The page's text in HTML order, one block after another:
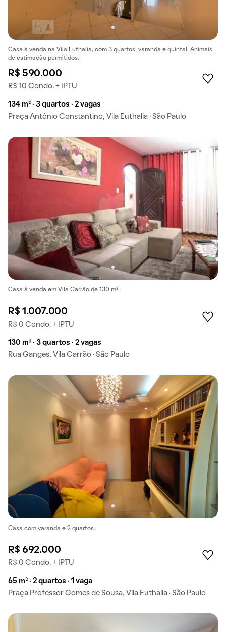
Casa à venda na Vila Euthalia, com 3 quartos, varanda e quintal. Animais
de estimação permitidos.
R$ 590.000
R$ 10 Condo. + IPTU
134 m² · 3 quartos · 2 vagas
Praça Antônio Constantino, Vila Euthalia · São Paulo
Casa à venda em Vila Carrão de 130 m².
R$ 1.007.000
R$ 0 Condo. + IPTU
130 m² · 3 quartos · 2 vagas
Rua Ganges, Vila Carrão · São Paulo
Casa com varanda e 2 quartos.
R$ 692.000
R$ 0 Condo. + IPTU
65 m² · 2 quartos · 1 vaga
Praça Professor Gomes de Sousa, Vila Euthalia · São Paulo